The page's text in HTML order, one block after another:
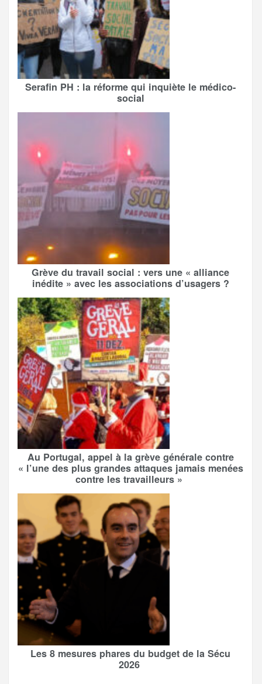
Serafin PH : la réforme qui inquiète le médico-
social
Grève du travail social : vers une « alliance
inédite » avec les associations d’usagers ?
Au Portugal, appel à la grève générale contre
« l’une des plus grandes attaques jamais menées
contre les travailleurs »
Les 8 mesures phares du budget de la Sécu
2026